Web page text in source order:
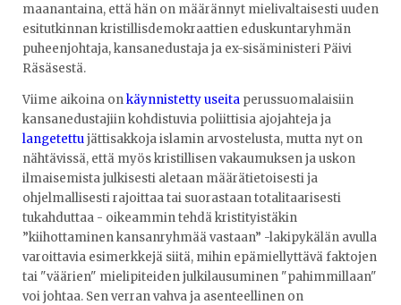
maanantaina, että hän on määrännyt mielivaltaisesti uuden
esitutkinnan kristillisdemokraattien eduskuntaryhmän
puheenjohtaja, kansanedustaja ja ex-sisäministeri Päivi
Räsäsestä.
Viime aikoina onkäynnistetty useita perussuomalaisiin
kansanedustajiin kohdistuvia poliittisia ajojahteja ja
langetettujättisakkoja islamin arvostelusta, mutta nyt on
nähtävissä, että myös kristillisen vakaumuksen ja uskon
ilmaisemista julkisesti aletaan määrätietoisesti ja
ohjelmallisesti rajoittaa tai suorastaan totalitaarisesti
tukahduttaa - oikeammin tehdä kristityistäkin
”kiihottaminen kansanryhmää vastaan” -lakipykälän avulla
varoittavia esimerkkejä siitä, mihin epämiellyttävä faktojen
tai "väärien" mielipiteiden julkilausuminen "pahimmillaan"
voi johtaa. Sen verran vahva ja asenteellinen on